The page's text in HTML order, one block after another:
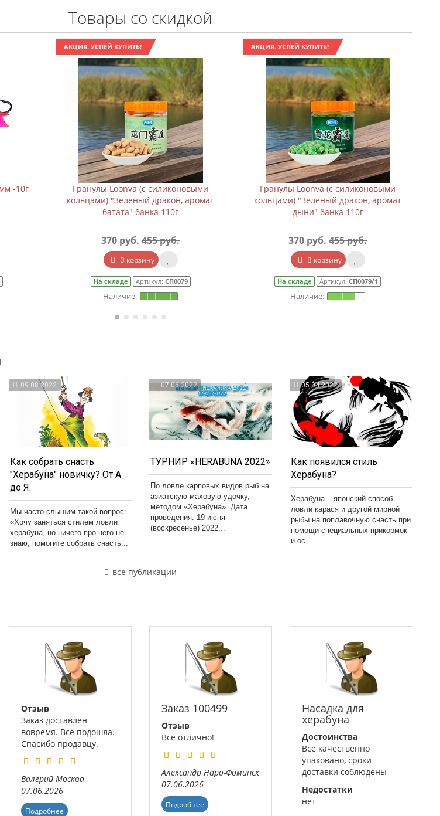
Товары со скидкой
-10г
АКЦИЯ. УСПЕЙ КУПИТЬ!
Гранулы Loonva (с силиконовыми
кольцами) "Зеленый дракон, аромат
батата" банка 110г
370 руб. 455 руб.
В корзину
На складе Артикул: СП0079
АКЦИЯ. УСПЕЙ КУПИТЬ!
Гранулы Loonva (с силиконовыми
кольцами) "Зеленый дракон, аромат
дыни" банка 110г
370 руб. 455 руб.
В корзину
На складе Артикул: СП0079/1
09.08.2022
Как собрать снасть
"Херабуна" новичку? От А
до Я.
Мы часто слышим такой вопрос:
«Хочу заняться стилем ловли
херабуна, но ничего про него не
знаю, помогите собрать снасть...
07.06.2022
ТУРНИР «HERABUNA 2022»
По ловле карповых видов рыб на
азиатскую маховую удочку,
методом «Херабуна». Дата
проведения: 19 июня
(воскресенье) 2022...
05.04.2022
Как появился стиль
Херабуна?
Херабуна – японский способ
ловли карася и другой мирной
рыбы на поплавочную снасть при
помощи специальных прикормок
и ос...
все публикации
Отзыв
Заказ доставлен
вовремя. Всё подошла.
Спасибо продавцу.
Валерий Москва
07.06.2026
Подробнее
Заказ 100499
Отзыв
Все отлично!
Александр Наро-Фоминск
07.06.2026
Подробнее
Насадка для
херабуна
Достоинства
Все качественно
упаковано, сроки
доставки соблюдены
Недостатки
нет